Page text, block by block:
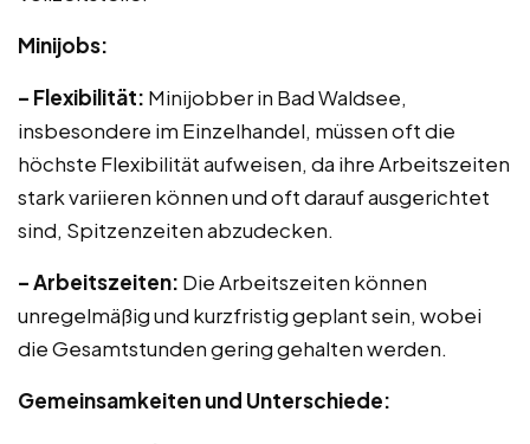
Minijobs:
– Flexibilität: Minijobber in Bad Waldsee,
insbesondere im Einzelhandel, müssen oft die
höchste Flexibilität aufweisen, da ihre Arbeitszeiten
stark variieren können und oft darauf ausgerichtet
sind, Spitzenzeiten abzudecken.
– Arbeitszeiten: Die Arbeitszeiten können
unregelmäßig und kurzfristig geplant sein, wobei
die Gesamtstunden gering gehalten werden.
Gemeinsamkeiten und Unterschiede: